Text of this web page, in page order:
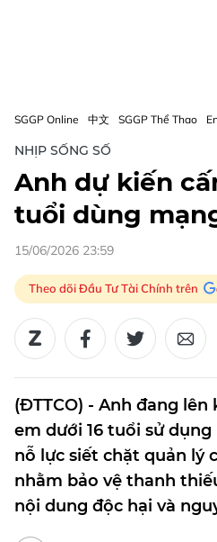
SGGP Online 中文 SGGP Thể Thao
NHỊP SỐNG SỐ
Anh dự kiến
tuổi dùng
15/06/2026 23:59
Theo dõi Đầu Tư Tài Chính trên
(ĐTTCO) - Anh đang
em dưới 16 tuổi sử
nỗ lực siết chặt quản lý
nhằm bảo vệ thanh
nội dung độc hại và